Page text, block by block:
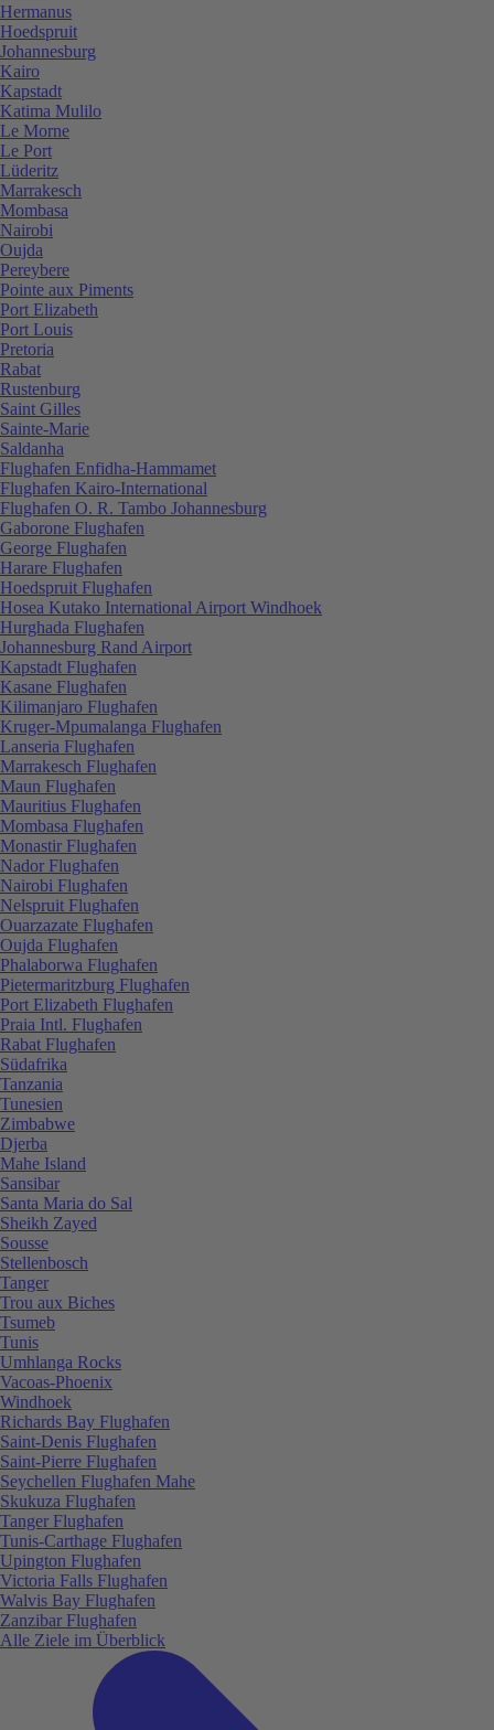
Hermanus
Hoedspruit
Johannesburg
Kairo
Kapstadt
Katima Mulilo
Le Morne
Le Port
Lüderitz
Marrakesch
Mombasa
Nairobi
Oujda
Pereybere
Pointe aux Piments
Port Elizabeth
Port Louis
Pretoria
Rabat
Rustenburg
Saint Gilles
Sainte-Marie
Saldanha
Flughafen Enfidha-Hammamet
Flughafen Kairo-International
Flughafen O. R. Tambo Johannesburg
Gaborone Flughafen
George Flughafen
Harare Flughafen
Hoedspruit Flughafen
Hosea Kutako International Airport Windhoek
Hurghada Flughafen
Johannesburg Rand Airport
Kapstadt Flughafen
Kasane Flughafen
Kilimanjaro Flughafen
Kruger-Mpumalanga Flughafen
Lanseria Flughafen
Marrakesch Flughafen
Maun Flughafen
Mauritius Flughafen
Mombasa Flughafen
Monastir Flughafen
Nador Flughafen
Nairobi Flughafen
Nelspruit Flughafen
Ouarzazate Flughafen
Oujda Flughafen
Phalaborwa Flughafen
Pietermaritzburg Flughafen
Port Elizabeth Flughafen
Praia Intl. Flughafen
Rabat Flughafen
Südafrika
Tanzania
Tunesien
Zimbabwe
Djerba
Mahe Island
Sansibar
Santa Maria do Sal
Sheikh Zayed
Sousse
Stellenbosch
Tanger
Trou aux Biches
Tsumeb
Tunis
Umhlanga Rocks
Vacoas-Phoenix
Windhoek
Richards Bay Flughafen
Saint-Denis Flughafen
Saint-Pierre Flughafen
Seychellen Flughafen Mahe
Skukuza Flughafen
Tanger Flughafen
Tunis-Carthage Flughafen
Upington Flughafen
Victoria Falls Flughafen
Walvis Bay Flughafen
Zanzibar Flughafen
Alle Ziele im Überblick